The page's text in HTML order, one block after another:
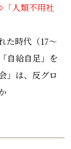
人類不用社
た時代（17～
自給自足」を
」は、反グロ